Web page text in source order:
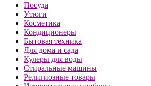
Посуда
Утюги
Косметика
Кондиционеры
Бытовая техника
Для дома и сада
Кулеры для воды
Стиральные машины
Религиозные товары